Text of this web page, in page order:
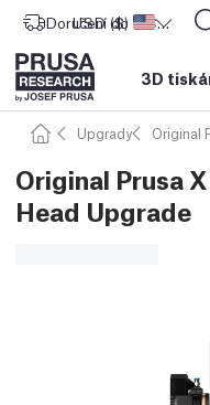
Doručení do
USD ($) CORE One L: Nyní skladem!
3D
Upgrady Original
Original Prusa
Head Upgrade